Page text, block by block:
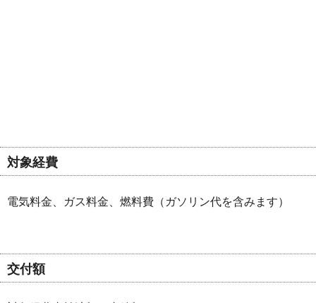
対象経費
電気料金、ガス料金、燃料費（ガソリン代を含みます）
交付額